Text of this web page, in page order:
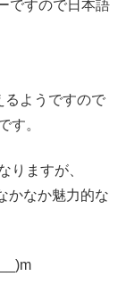
ですので日本語
るようですので
す。
りますが、
かなか魅力的な